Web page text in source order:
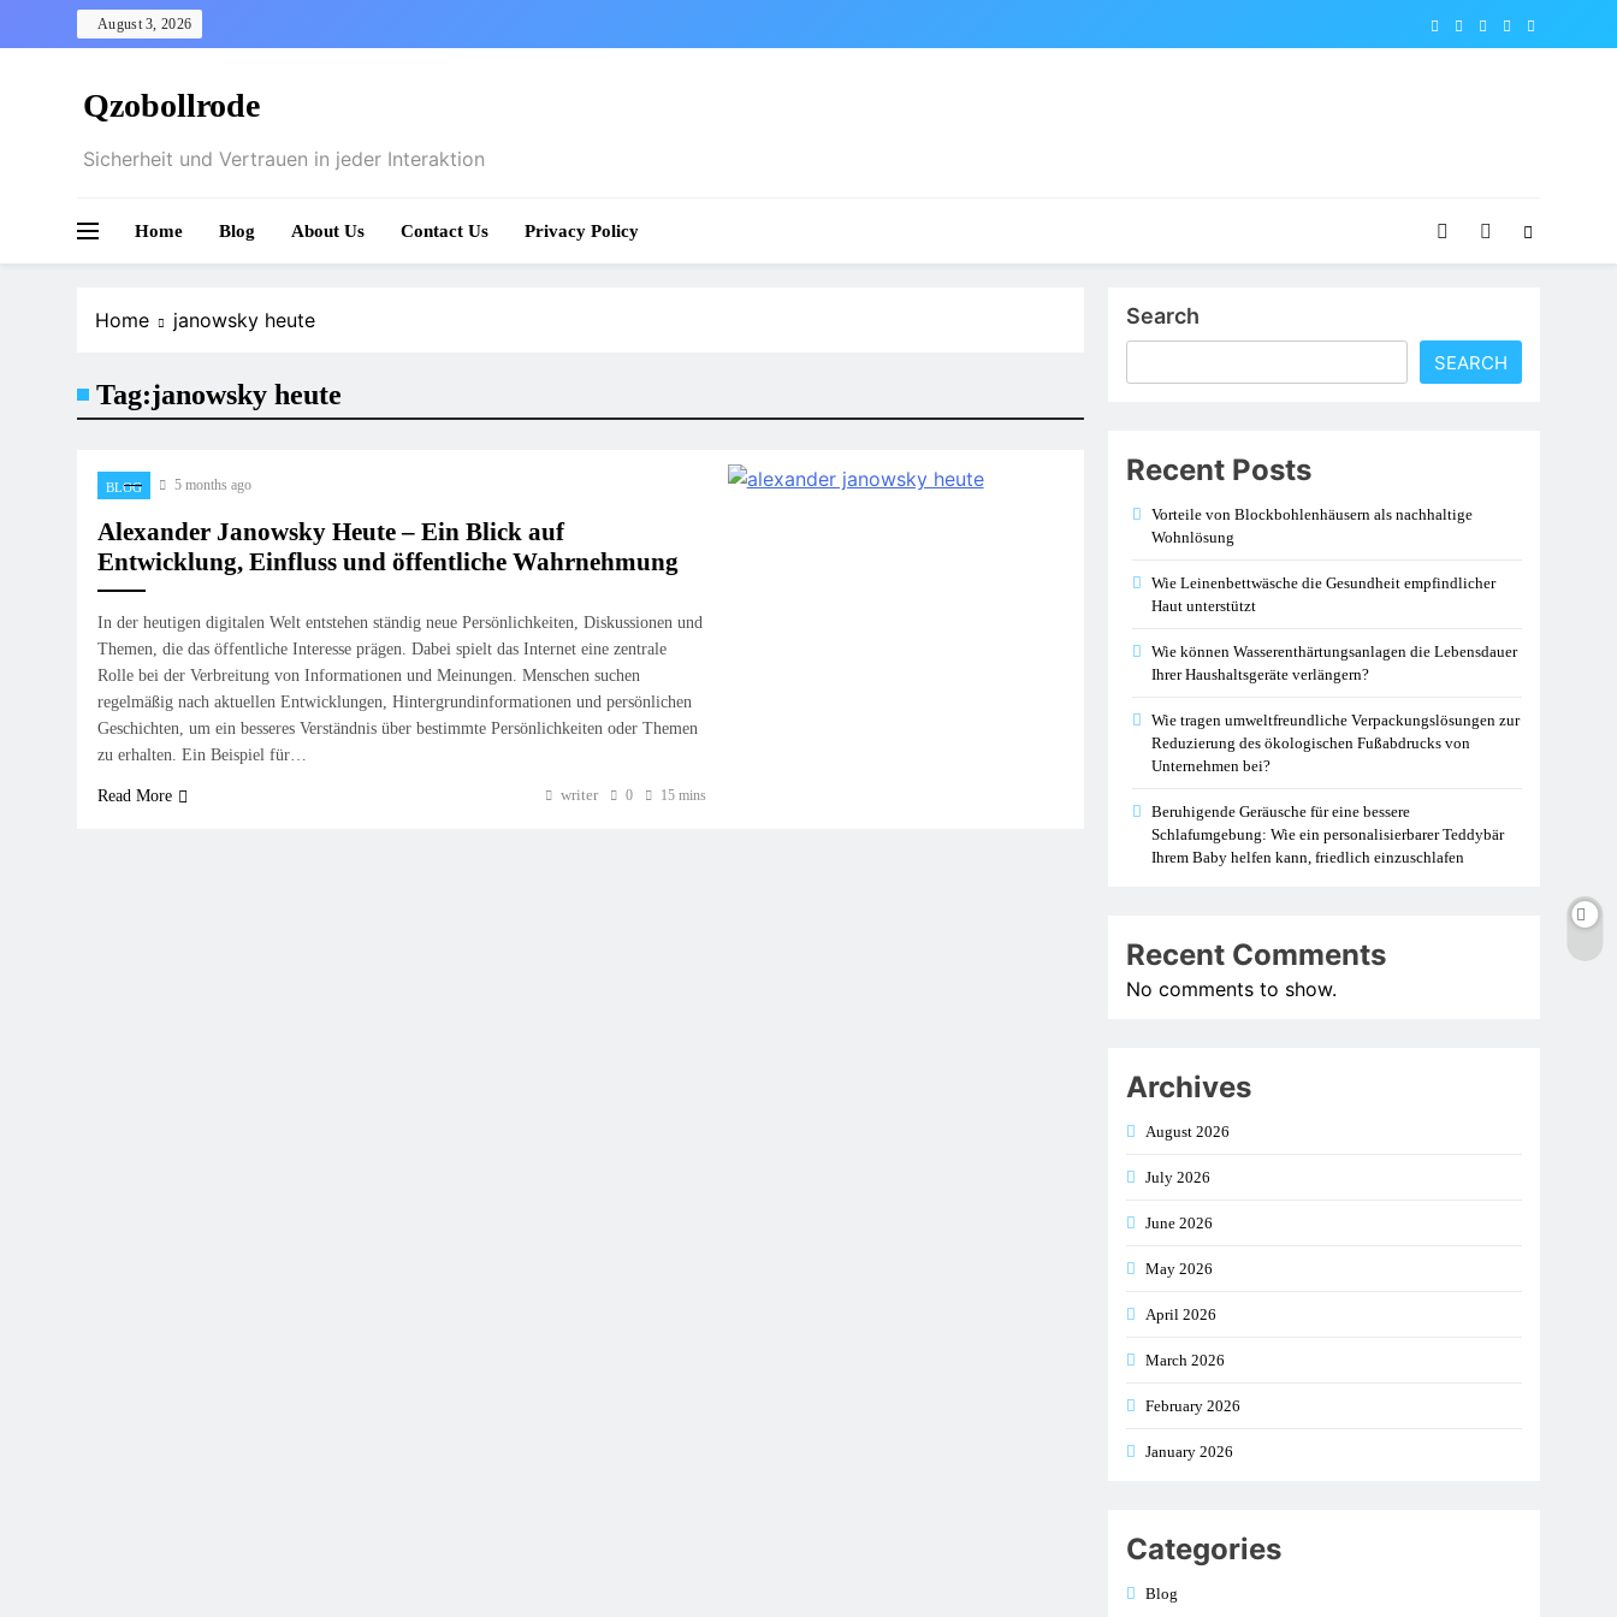
to
August 3, 2026
Qzobollrode
Sicherheit und Vertrauen in jeder Interaktion
Home Blog About Us Contact Us Privacy Policy
Home janowsky heute
Tag:janowsky heute
BLOG 5 months ago
Alexander Janowsky Heute – Ein Blick auf
Entwicklung, Einfluss und öffentliche Wahrnehmung
In der heutigen digitalen Welt entstehen ständig neue Persönlichkeiten, Diskussionen und
Themen, die das öffentliche Interesse prägen. Dabei spielt das Internet eine zentrale
Rolle bei der Verbreitung von Informationen und Meinungen. Menschen suchen
regelmäßig nach aktuellen Entwicklungen, Hintergrundinformationen und persönlichen
Geschichten, um ein besseres Verständnis über bestimmte Persönlichkeiten oder Themen
zu erhalten. Ein Beispiel für…
Read More writer 0 15 mins
Search
SEARCH
Recent Posts
Vorteile von Blockbohlenhäusern als nachhaltige
Wohnlösung
Wie Leinenbettwäsche die Gesundheit empfindlicher
Haut unterstützt
Wie können Wasserenthärtungsanlagen die Lebensdauer
Ihrer Haushaltsgeräte verlängern?
Wie tragen umweltfreundliche Verpackungslösungen zur
Reduzierung des ökologischen Fußabdrucks von
Unternehmen bei?
Beruhigende Geräusche für eine bessere
Schlafumgebung: Wie ein personalisierbarer Teddybär
Ihrem Baby helfen kann, friedlich einzuschlafen
Recent Comments
No comments to show.
Archives
August 2026
July 2026
June 2026
May 2026
April 2026
March 2026
February 2026
January 2026
Categories
Blog